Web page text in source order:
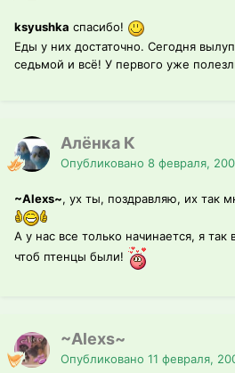
ksyushka спасибо!
Еды у них достаточно. Сегодня
седьмой и всё! У первого уже
Алёнка К
Опубликовано 8 февраля,
~Alexs~, ух ты, поздравляю, их так
А у нас все только начинается, я так
чтоб птенцы были!
~Alexs~
Опубликовано 11 февраля,